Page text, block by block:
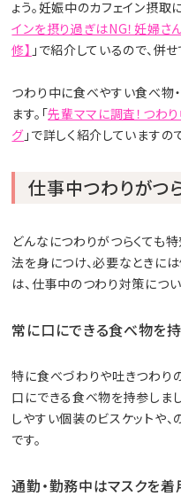
ょう。妊娠中のカフェイン摂
インを摂り過ぎはNG！妊婦
修】 」で紹介しているので、併
つわり中に食べやすい食べ物
ます。「先輩ママに調査！つわ
グ 」で詳しく紹介していますの
仕事中つわりがつ
どんなにつわりがつらくても
法を身につけ、必要なときに
は、仕事中のつわり対策につい
常に口にできる食べ物を
特に食べづわりや吐きつわり
口にできる食べ物を持参しま
しやすい個装のビスケットや
です。
通勤・勤務中はマスクを着